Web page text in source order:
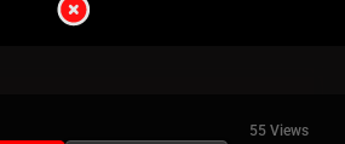
55 Views